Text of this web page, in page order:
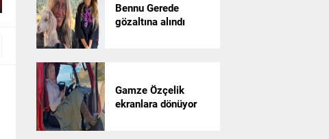
Bennu Gerede
gözaltına alındı
Gamze Özçelik
ekranlara dönüyor